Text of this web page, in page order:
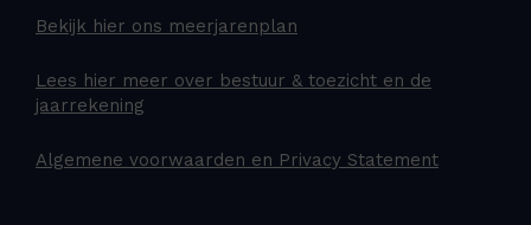
Bekijk hier ons meerjarenplan
Lees hier meer over bestuur & toezicht en de
jaarrekening
Algemene voorwaarden en Privacy Statement